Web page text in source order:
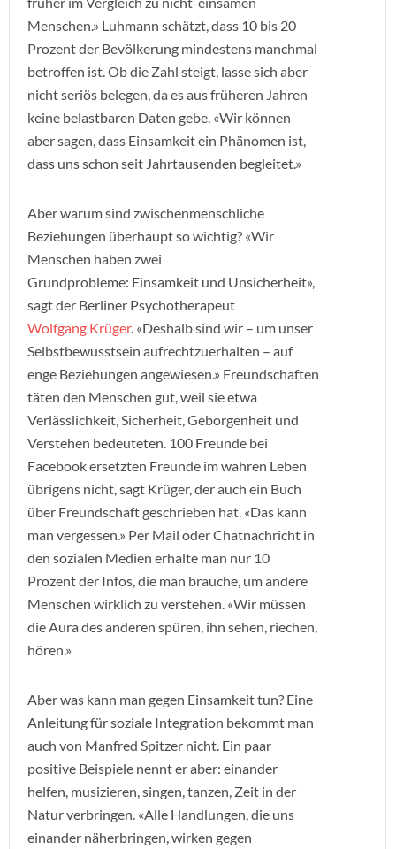
Menschen.» Luhmann schätzt, dass 10 bis 20
Prozent der Bevölkerung mindestens manchmal
betroffen ist. Ob die Zahl steigt, lasse sich aber
nicht seriös belegen, da es aus früheren Jahren
keine belastbaren Daten gebe. «Wir können
aber sagen, dass Einsamkeit ein Phänomen ist,
dass uns schon seit Jahrtausenden begleitet.»
Aber warum sind zwischenmenschliche
Beziehungen überhaupt so wichtig? «Wir
Menschen haben zwei
Grundprobleme: Einsamkeit und Unsicherheit»,
sagt der Berliner Psychotherapeut
Wolfgang Krüger. «Deshalb sind wir – um unser
Selbstbewusstsein aufrechtzuerhalten – auf
enge Beziehungen angewiesen.» Freundschaften
täten den Menschen gut, weil sie etwa
Verlässlichkeit, Sicherheit, Geborgenheit und
Verstehen bedeuteten. 100 Freunde bei
Facebook ersetzten Freunde im wahren Leben
übrigens nicht, sagt Krüger, der auch ein Buch
über Freundschaft geschrieben hat. «Das kann
man vergessen.» Per Mail oder Chatnachricht in
den sozialen Medien erhalte man nur 10
Prozent der Infos, die man brauche, um andere
Menschen wirklich zu verstehen. «Wir müssen
die Aura des anderen spüren, ihn sehen, riechen,
hören.»
Aber was kann man gegen Einsamkeit tun? Eine
Anleitung für soziale Integration bekommt man
auch von Manfred Spitzer nicht. Ein paar
positive Beispiele nennt er aber: einander
helfen, musizieren, singen, tanzen, Zeit in der
Natur verbringen. «Alle Handlungen, die uns
einander näherbringen, wirken gegen